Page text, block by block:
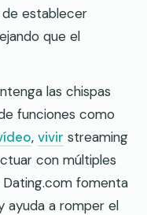
de establecer
que el
las chispas
funciones como
, vivir streaming
con múltiples
fomenta
ayuda a romper el